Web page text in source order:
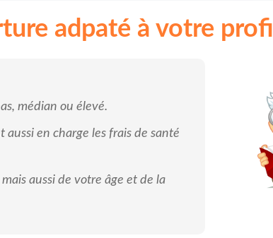
adpaté à votre profil
médian ou élevé.
en charge les frais de santé
aussi de votre âge et de la